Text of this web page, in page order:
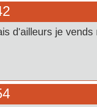
d'ailleurs je